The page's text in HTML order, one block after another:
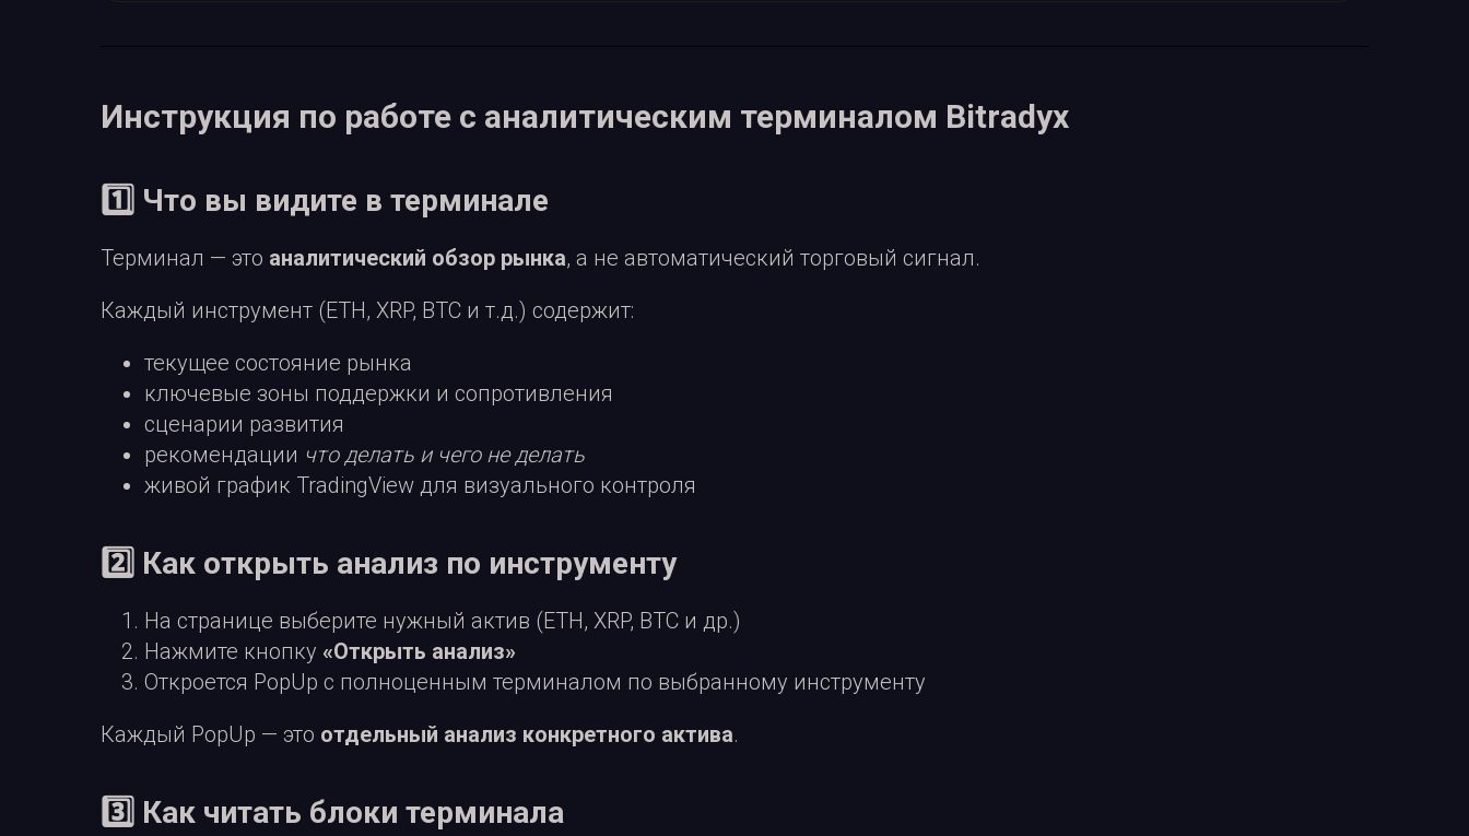
Инструкция по работе с аналитическим терминалом Bitradyx
1️⃣ Что вы видите в терминале
Терминал — это аналитический обзор рынка, а не автоматический торговый сигнал.
Каждый инструмент (ETH, XRP, BTC и т.д.) содержит:
текущее состояние рынка
ключевые зоны поддержки и сопротивления
сценарии развития
рекомендации что делать и чего не делать
живой график TradingView для визуального контроля
2️⃣ Как открыть анализ по инструменту
На странице выберите нужный актив (ETH, XRP, BTC и др.)
Нажмите кнопку «Открыть анализ»
Откроется PopUp с полноценным терминалом по выбранному инструменту
Каждый PopUp — это отдельный анализ конкретного актива.
3️⃣ Как читать блоки терминала